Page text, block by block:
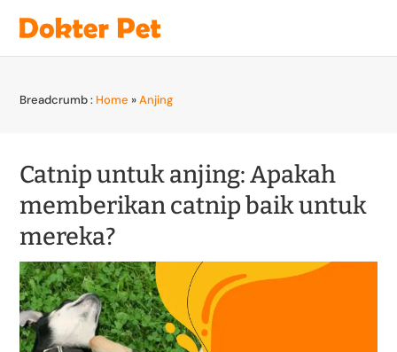
Breadcrumb : Home »Anjing
Catnip untuk anjing: Apakah
memberikan catnip baik untuk
mereka?